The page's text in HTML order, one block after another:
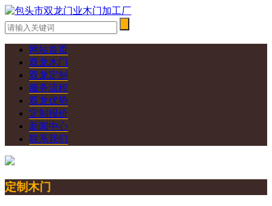
网站首页
双龙木门
双龙定制
服务流程
双龙优势
定制报价
新闻中心
联系我们
定制木门